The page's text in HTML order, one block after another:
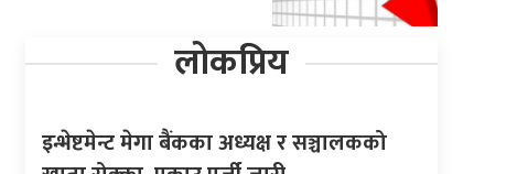
लोकप्रिय
इन्भेष्टमेन्ट मेगा बैंकका अध्यक्ष र सञ्चालकको